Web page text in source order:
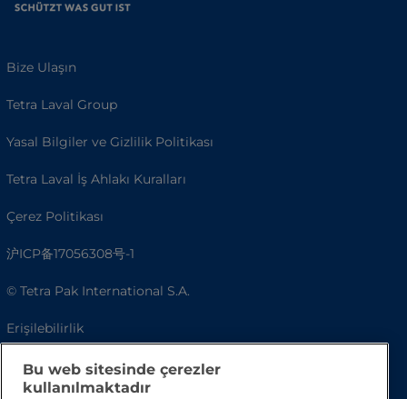
Bize Ulaşın
Tetra Laval Group
Yasal Bilgiler ve Gizlilik Politikası
Tetra Laval İş Ahlakı Kuralları
Çerez Politikası
沪ICP备17056308号-1
© Tetra Pak International S.A.
Erişilebilirlik
SSSBu web sitesinde çerezler
kullanılmaktadır